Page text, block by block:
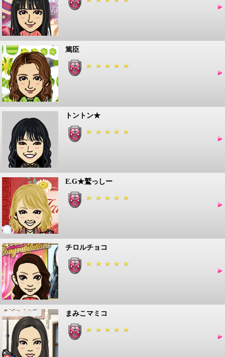
篤臣
トントン★
E.G★鷲っしー
チロルチョコ
まみこマミコ